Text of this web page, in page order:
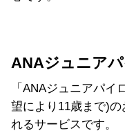
ANAジュニアパ
「ANAジュニアパ
望により11歳まで)の
れるサービスです。